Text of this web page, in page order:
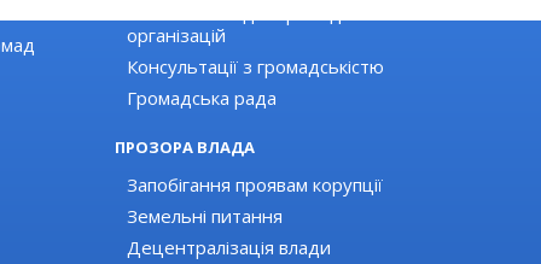
організацій
Консультації з громадськістю
Громадська рада
ПРОЗОРА ВЛАДА
Запобігання проявам корупції
Земельні питання
Децентралізація влади